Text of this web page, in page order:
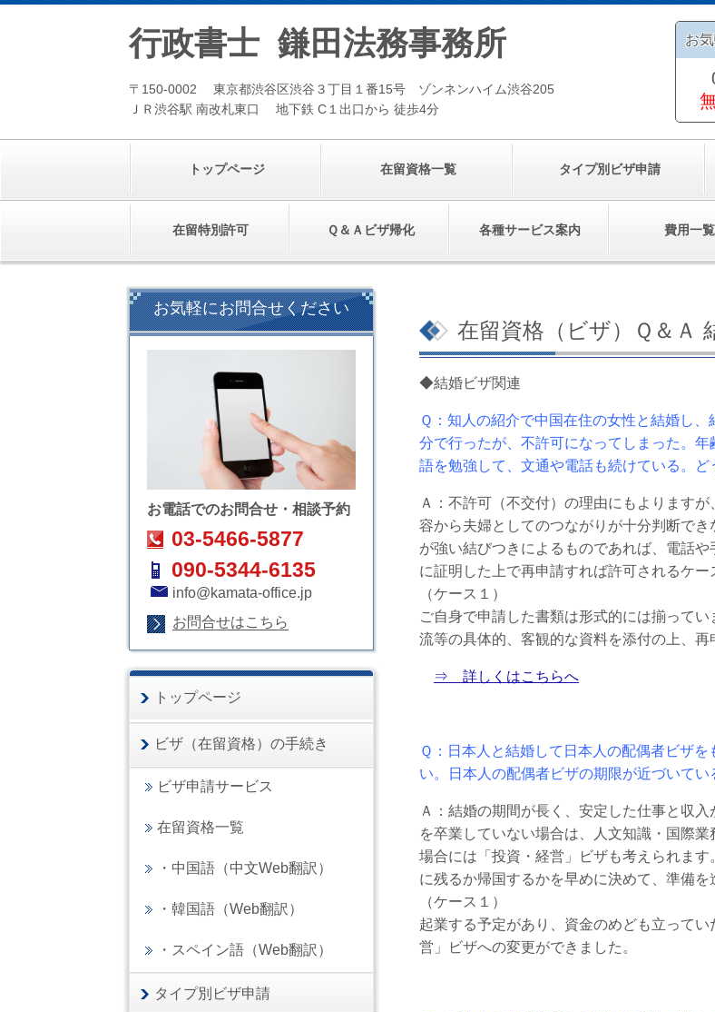
行政書士 鎌田法務事務所
〒150-0002 東京都渋谷区渋谷３丁目１番15号 ゾンネンハイム渋谷205
ＪＲ渋谷駅 南改札東口 地下鉄 C１出口から 徒歩4分
お
トップページ 在留資格一覧 タイプ別ビザ申請
在留特別許可 Ｑ＆Ａビザ帰化 各種サービス案内 費用一覧
在留資格（ビザ）Ｑ＆Ａ
◆結婚ビザ関連
Ｑ：知人の紹介で中国在住の女性と結婚し
分で行ったが、不許可になってしまった。
語を勉強して、文通や電話も続けている。
Ａ：不許可（不交付）の理由にもよります
容から夫婦としてのつながりが十分判断で
が強い結びつきによるものであれば、電話
に証明した上で再申請すれば許可されるケー
（ケース１）
ご自身で申請した書類は形式的には揃って
流等の具体的、客観的な資料を添付の上、再
⇒ 詳しくはこちらへ
Ｑ：日本人と結婚して日本人の配偶者ビザ
い。日本人の配偶者ビザの期限が近づいてい
Ａ：結婚の期間が長く、安定した仕事と収
を卒業していない場合は、人文知識・国際
場合には「投資・経営」ビザも考えられま
に残るか帰国するかを早めに決めて、準備を
（ケース１）
起業する予定があり、資金のめども立って
営」ビザへの変更ができました。
お気軽にお問合せください
お電話でのお問合せ・相談予約
03-5466-5877
090-5344-6135
info@kamata-office.jp
お問合せはこちら
トップページ
ビザ（在留資格）の手続き
ビザ申請サービス
在留資格一覧
・中国語（中文Web翻訳）
・韓国語（Web翻訳）
・スペイン語（Web翻訳）
タイプ別ビザ申請